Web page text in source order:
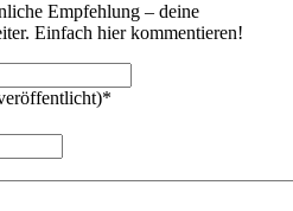
Empfehlung – deine
Einfach hier kommentieren!
*